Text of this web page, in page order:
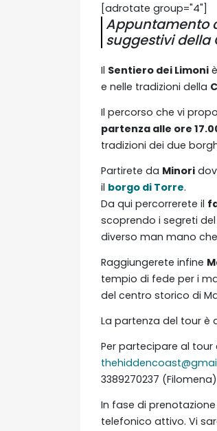
[adrotate group="4"]
Appuntamento
suggestivi della
Il Sentiero dei Limoni
e nelle tradizioni della
Il percorso che vi
partenza alle ore
tradizioni dei due
Partirete da Minori
il borgo di Torre.
Da qui percorrerete il
scoprendo i segreti
diverso man mano
Raggiungerete infine
tempio di fede per i
del centro storico di
La partenza del tour è
Per partecipare al
3389270237
In fase di
telefonico attivo. Vi